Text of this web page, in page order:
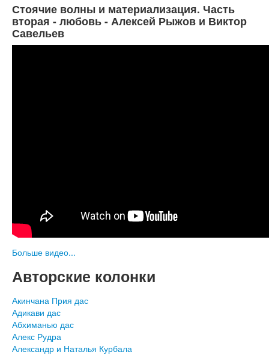
Стоячие волны и материализация. Часть
вторая - любовь - Алексей Рыжов и Виктор
Савельев
Больше видео...
Авторские колонки
Акинчана Прия дас
Адикави дас
Абхиманью дас
Алекс Рудра
Александр и Наталья Курбала